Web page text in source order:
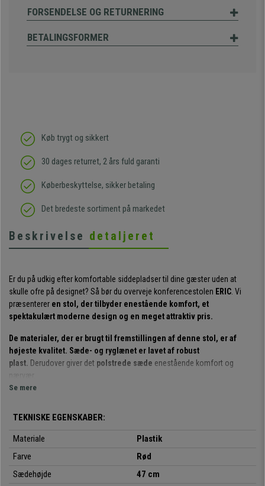
FORSENDELSE OG RETURNERING
BETALINGSFORMER
Køb trygt og sikkert
30 dages returret, 2 års fuld garanti
Køberbeskyttelse, sikker betaling
Det bredeste sortiment på markedet
Beskrivelse detaljeret
Er du på udkig efter komfortable siddepladser til dine gæster uden at
skulle ofre på designet? Så bør du overveje konferencestolen ERIC . Vi
præsenterer en stol, der tilbyder enestående komfort, et
spektakulært moderne design og en meget attraktiv pris.
De materialer, der er brugt til fremstillingen af denne stol, er af
højeste kvalitet. Sæde- og ryglænet er lavet af robust
plast. Derudover giver det polstrede sæde enestående komfort og
høj kvalitet.
Det er værd at nævne, at dette er en meget praktisk og anvendelig
model
: Den kan bruges til møder, med kunder, i venteværelser,
kontorreceptioner, konferencer eller events osv. Desuden er det
stabelbar model
Se mere
TEKNISKE EGENSKABER:
Materiale
Plastik
Farve
Rød
Sædehøjde
47 cm